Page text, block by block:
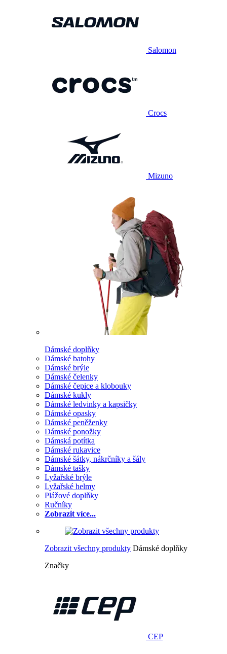
Salomon
Crocs
Mizuno
Dámské doplňky
Dámské batohy
Dámské brýle
Dámské čelenky
Dámské čepice a klobouky
Dámské kukly
Dámské ledvinky a kapsičky
Dámské opasky
Dámské peněženky
Dámské ponožky
Dámská potítka
Dámské rukavice
Dámské šátky, nákrčníky a šály
Dámské tašky
Lyžařské brýle
Lyžařské helmy
Plážové doplňky
Ručníky
Zobrazit více...
Zobrazit všechny produkty Dámské doplňky
Značky
CEP